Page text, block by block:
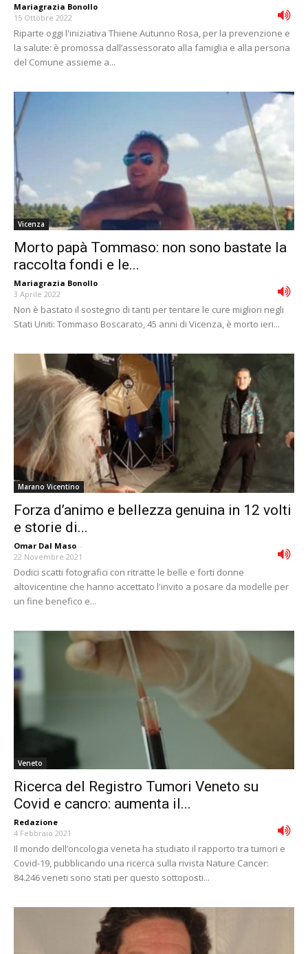
Mariagrazia Bonollo -
15 Ottobre 2022
Riparte oggi l'iniziativa Thiene Autunno Rosa, per la prevenzione e
la salute: è promossa dall’assessorato alla famiglia e alla persona
del Comune assieme a...
Vicenza
Morto papà Tommaso: non sono bastate la
raccolta fondi e le...
Mariagrazia Bonollo -
3 Aprile 2022
Non è bastato il sostegno di tanti per tentare le cure migliori negli
Stati Uniti: Tommaso Boscarato, 45 anni di Vicenza, è morto ieri...
Marano Vicentino
Forza d’animo e bellezza genuina in 12 volti
e storie di...
Omar Dal Maso -
22 Novembre 2021
Dodici scatti fotografici con ritratte le belle e forti donne
altovicentine che hanno accettato l'invito a posare da modelle per
un fine benefico e...
Veneto
Ricerca del Registro Tumori Veneto su
Covid e cancro: aumenta il...
Redazione -
4 Febbraio 2021
Il mondo dell’oncologia veneta ha studiato il rapporto tra tumori e
Covid-19, pubblicando una ricerca sulla rivista Nature Cancer:
84.246 veneti sono stati per questo sottoposti...